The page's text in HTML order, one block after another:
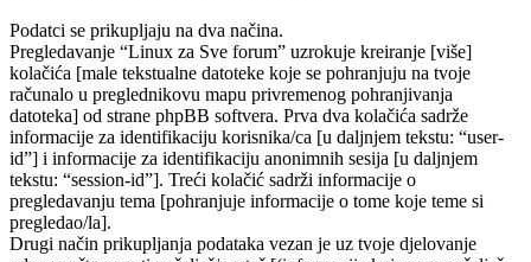
Podatci se prikupljaju na dva načina.
Pregledavanje “Linux za Sve forum” uzrokuje kreiranje [više]
kolačića [male tekstualne datoteke koje se pohranjuju na tvoje
računalo u preglednikovu mapu privremenog pohranjivanja
datoteka] od strane phpBB softvera. Prva dva kolačića sadrže
informacije za identifikaciju korisnika/ca [u daljnjem tekstu: “user-
id”] i informacije za identifikaciju anonimnih sesija [u daljnjem
tekstu: “session-id”]. Treći kolačić sadrži informacije o
pregledavanju tema [pohranjuje informacije o tome koje teme si
pregledao/la].
Drugi način prikupljanja podataka vezan je uz tvoje djelovanje